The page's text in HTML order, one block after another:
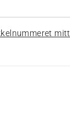
mitt